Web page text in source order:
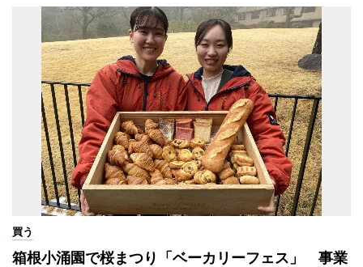
買う
箱根小涌園で桜まつり「ベーカリーフェス」 事業